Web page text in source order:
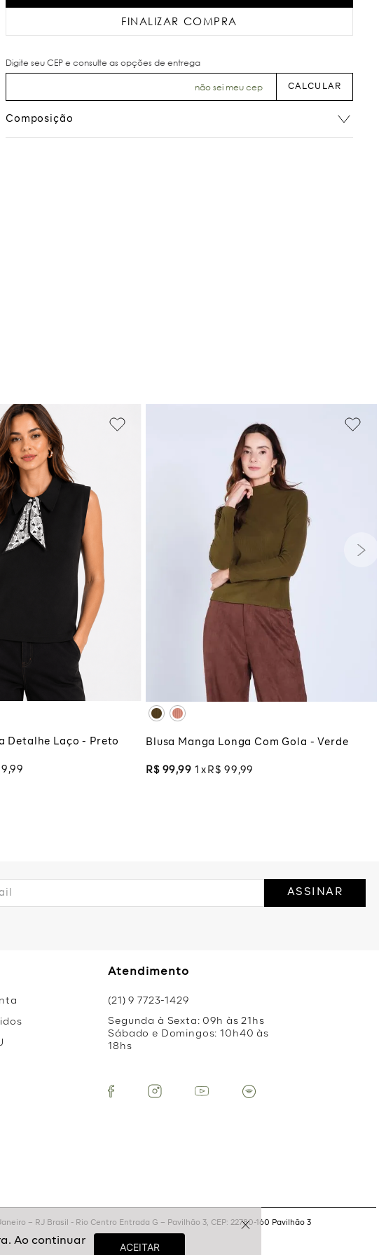
FINALIZAR COMPRA
não sei meu cep
Composição
À SACOLA
Detalhe Laço - Preto
,99
G
M
XGG
ADICIONAR À SACOLA
Blusa Manga Longa Com Gola - Verde
R$ 99,99 1 R$ 99 ,99
ASSINAR
Atendimento
(21) 9 7723-1429
Segunda à Sexta: 09h às 21hs
Sábado e Domingos: 10h40 às
18hs
– RJ Brasil - Rio Centro Entrada G – Pavilhão 3, CEP: 22780-160 Pavilhão 3